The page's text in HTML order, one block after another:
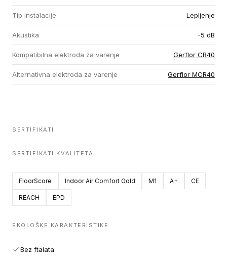
Tip instalacije Lepljenje
Akustika -5 dB
Kompatibilna elektroda za varenje Gerflor CR40
Alternativna elektroda za varenje Gerflor MCR40
SERTIFIKATI
SERTIFIKATI KVALITETA
FloorScore Indoor Air Comfort Gold M1 A+ CE
REACH EPD
EKOLOŠKE KARAKTERISTIKE
Bez ftalata